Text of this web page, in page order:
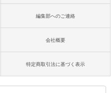
編集部へのご連絡
会社概要
特定商取引法に基づく表示